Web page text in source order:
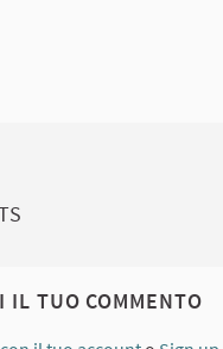
IL TUO COMMENTO